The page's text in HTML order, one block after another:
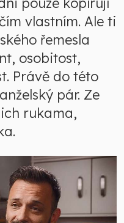
vlastním. Ale ti
řemesla
osobitost,
Právě do této
pár. Ze
rukama,